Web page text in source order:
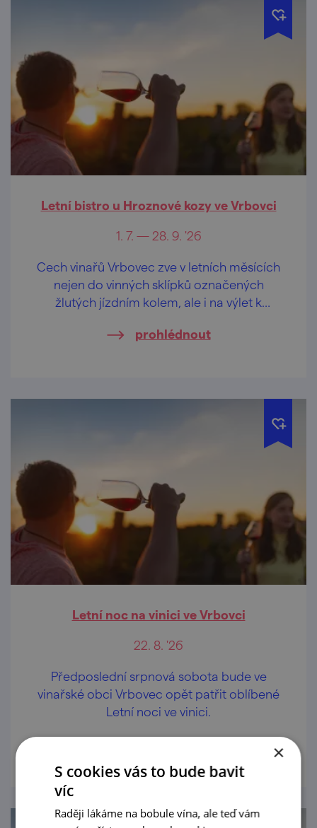
Letní bistro u Hroznové kozy ve Vrbovci
1. 7. — 28. 9. '26
Cech vinařů Vrbovec zve v letních měsících
nejen do vinných sklípků označených
žlutých jízdním kolem, ale i na výlet k
o příjemné občerstvení postará speciální
prohlédnout
Letní noc na vinici ve Vrbovci
22. 8. '26
Předposlední srpnová sobota bude ve
vinařské obci Vrbovec opět patřit oblíbené
Letní noci ve vinici.
×
S cookies vás to bude bavit
víc
Raději lákáme na bobule vína, ale teď vám